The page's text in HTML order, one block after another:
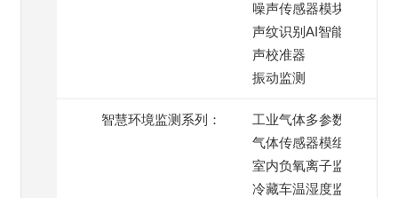
噪声传感器模块
声纹识别AI智能模块
声校准器
振动监测
智慧环境监测系列：
工业气体多参数监测仪
气体传感器模组
室内负氧离子监测仪
冷藏车温湿度监测系统